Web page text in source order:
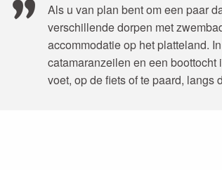
Als u van plan bent om een paar
verschillende dorpen met
accommodatie op het platteland.
catamaranzeilen en een boottocht
voet, op de fiets of te paard, langs